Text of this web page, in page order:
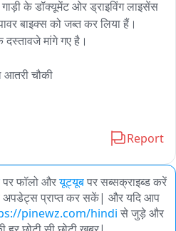
के डॉक्यूमेंट ओर ड्राइविंग लाइसेंस
बाइक्स को जब्त कर लिया हैं।
मांगे गए है।
आतरी चौकी
Report
पर फॉलो औरयूट्यूबपर सब्सक्राइब्ड करें
अपडेट्स प्राप्त कर सकें| और यदि आप
pinewz.com/hindi से जुड़े और